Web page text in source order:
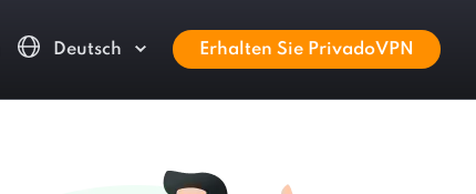
Deutsch Erhalten Sie PrivadoVPN